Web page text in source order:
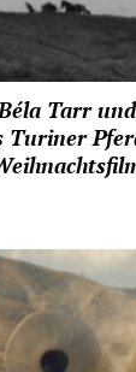
Tarr
Turiner